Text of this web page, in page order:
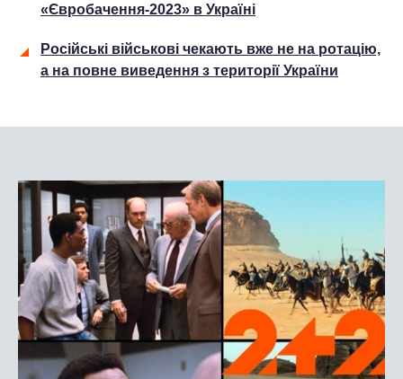
«Євробачення-2023» в Україні
Російські військові чекають вже не на ротацію,
а на повне виведення з території України